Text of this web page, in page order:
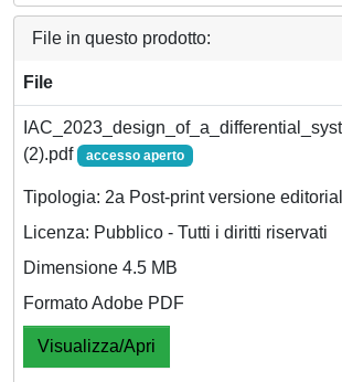
File in questo prodotto:
File
(2).pdf
accesso aperto
Tipologia: 2a Post-print versione
Licenza: Pubblico - Tutti i diritti riservati
Dimensione 4.5 MB
Formato Adobe PDF
Visualizza/Apri